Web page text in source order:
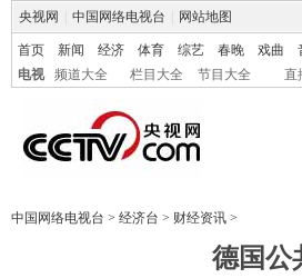
央视网 中国网络电视台 网站地图
首页 新闻 经济 体育 综艺 春晚 戏曲
电视
频道大全 栏目大全 节目大全 直
中国网络电视台 > 经济台 > 财经资讯 >
德国公